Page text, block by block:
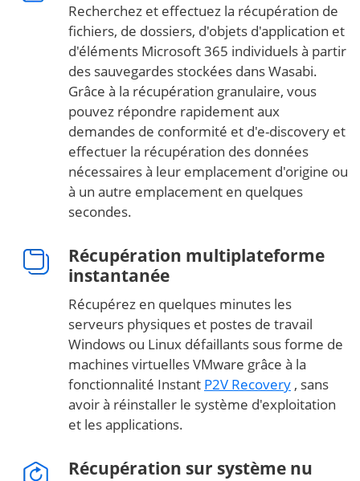
Recherchez et effectuez la récupération de
fichiers, de dossiers, d'objets d'application et
d'éléments Microsoft 365 individuels à partir
des sauvegardes stockées dans Wasabi.
Grâce à la récupération granulaire, vous
pouvez répondre rapidement aux
demandes de conformité et d'e-discovery et
effectuer la récupération des données
nécessaires à leur emplacement d'origine ou
à un autre emplacement en quelques
secondes.
Récupération multiplateforme
instantanée
Récupérez en quelques minutes les
serveurs physiques et postes de travail
Windows ou Linux défaillants sous forme de
machines virtuelles VMware grâce à la
fonctionnalité Instant P2V Recovery , sans
avoir à réinstaller le système d'exploitation
et les applications.
Récupération sur système nu